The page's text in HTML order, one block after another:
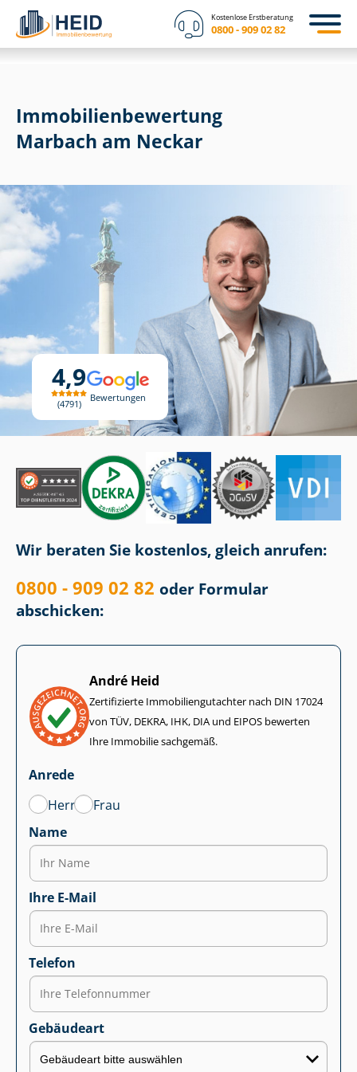
Kostenlose Erstberatung
0800 - 909 02 82
4,9
4791
Bewertungen
Immobilien­bewertung
Marbach am Neckar
Wir beraten Sie kostenlos, gleich anrufen:
0800 - 909 02 82 oder Formular
abschicken:
André Heid
Zertifizierte Im­mo­bi­li­en­gut­ach­ter nach DIN 17024
von TÜV, DEKRA, IHK, DIA und EIPOS bewerten
Ihre Immobilie sachgemäß.
Anrede
Herr
Frau
Name
Ihre E-Mail
Telefon
Gebäudeart